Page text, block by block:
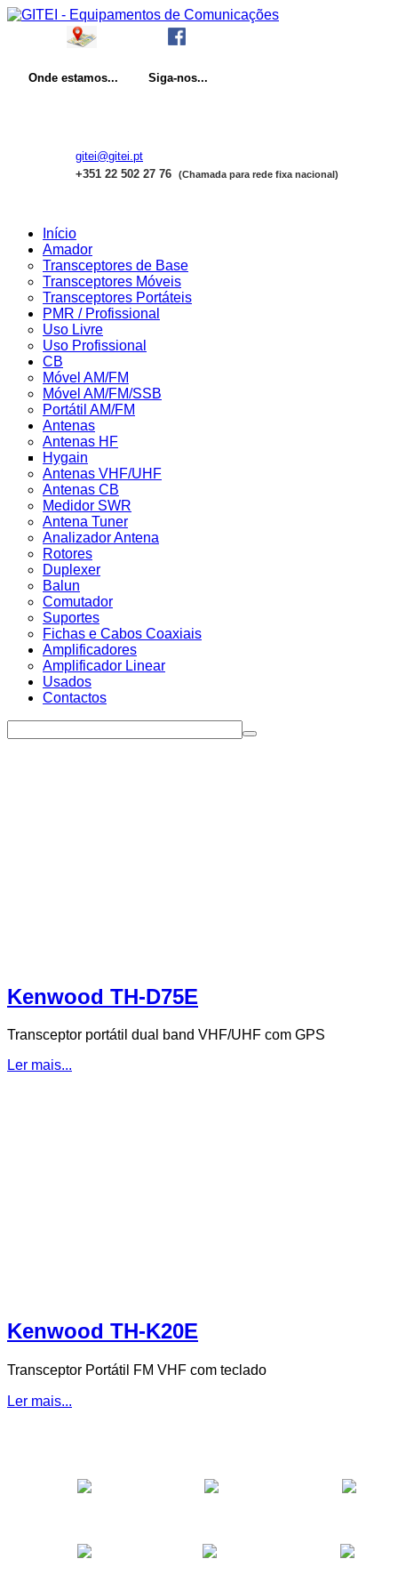
Ondeestamos... Siga-nos...
gitei@gitei.pt
+351 22 502 27 76
(Chamada para rede fixa nacional)
Início
Amador
Transceptores de Base
Transceptores Móveis
Transceptores Portáteis
PMR / Profissional
Uso Livre
Uso Profissional
CB
Móvel AM/FM
Móvel AM/FM/SSB
Portátil AM/FM
Antenas
Antenas HF
Hygain
Antenas VHF/UHF
Antenas CB
Medidor SWR
Antena Tuner
Analizador Antena
Rotores
Duplexer
Balun
Comutador
Suportes
Fichas e Cabos Coaxiais
Amplificadores
Amplificador Linear
Usados
Contactos
Kenwood TH-D75E
Transceptor portátil dual band VHF/UHF com GPS
Ler mais...
Kenwood TH-K20E
Transceptor Portátil FM VHF com teclado
Ler mais...